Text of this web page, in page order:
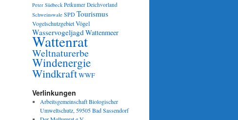
Peter Südbeck Petkumer Deichvorland
Schweinswale SPDTourismus
VogelschutzgebietVögel
WasservogeljagdWattenmeer
Wattenrat
Weltnaturerbe
Windenergie
WindkraftWWF
Verlinkungen
Arbeitsgemeinschaft Biologischer
Umweltschutz, 59505 Bad Sassendorf